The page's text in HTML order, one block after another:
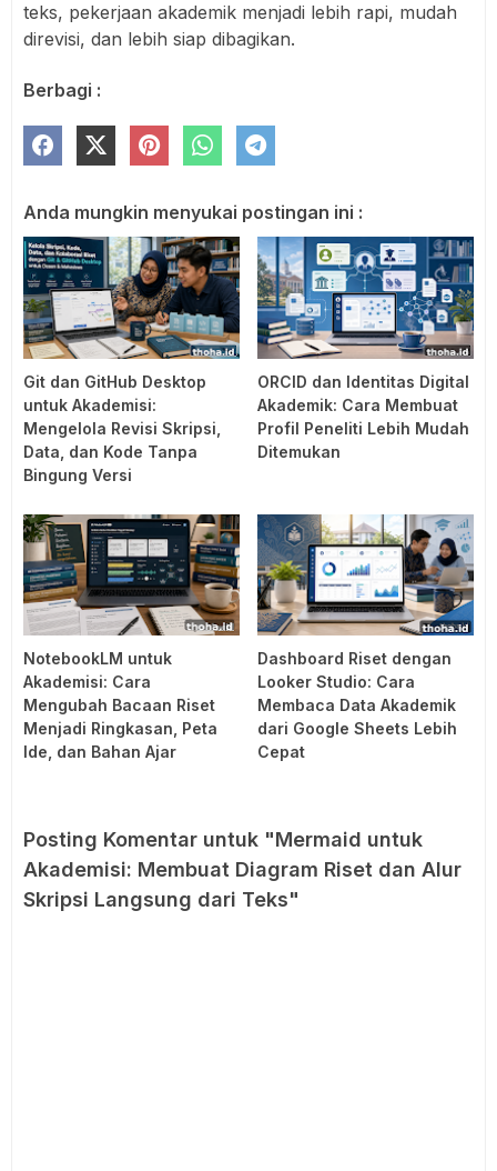
teks, pekerjaan akademik menjadi lebih rapi, mudah
direvisi, dan lebih siap dibagikan.
Berbagi :
Anda mungkin menyukai postingan ini :
Git dan GitHub Desktop
untuk Akademisi:
Mengelola Revisi Skripsi,
Data, dan Kode Tanpa
Bingung Versi
ORCID dan Identitas Digital
Akademik: Cara Membuat
Profil Peneliti Lebih Mudah
Ditemukan
NotebookLM untuk
Akademisi: Cara
Mengubah Bacaan Riset
Menjadi Ringkasan, Peta
Ide, dan Bahan Ajar
Dashboard Riset dengan
Looker Studio: Cara
Membaca Data Akademik
dari Google Sheets Lebih
Cepat
Posting Komentar untuk "Mermaid untuk
Akademisi: Membuat Diagram Riset dan Alur
Skripsi Langsung dari Teks"